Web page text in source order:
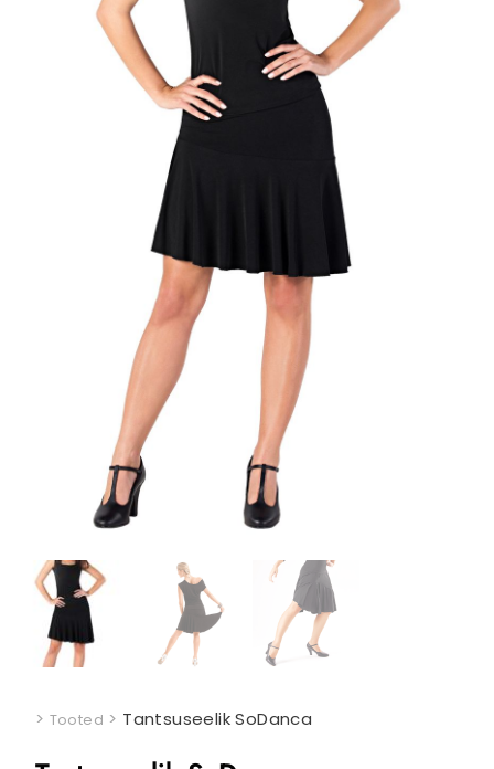
> Tooted > Tantsuseelik SoDanca